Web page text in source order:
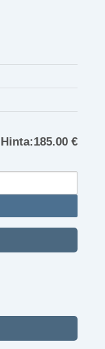
Hinta:185.00 €